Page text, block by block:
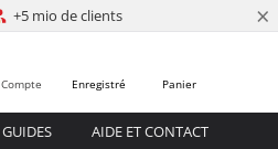
+5 mio de clients ×
Panier
Enregistré
Compte
GUIDES AIDE ET CONTACT